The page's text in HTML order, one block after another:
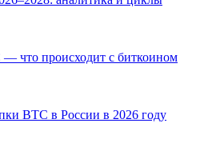
что происходит с биткоином
BTC в России в 2026 году